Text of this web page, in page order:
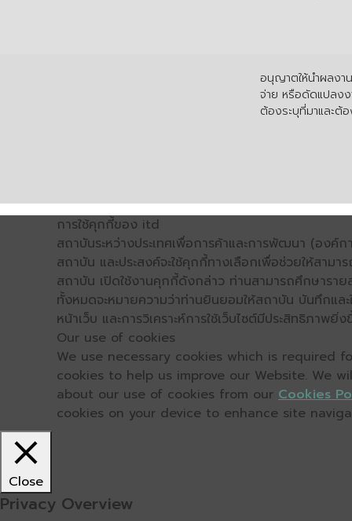
อนุญาตให้นำผลงาน
จ่าย หรือดัดแปลง
ต้องระบุที่มาและต้อ
การใช้คุกกี้ของ itd
สถาบันระหว่างประเทศเพื่อการค้าและการพัฒนา (อง
สถาบัน และประสงค์จะใช้คุกกี้ทางเลือกเพื่อช่วยให้สา
สถาบัน เปิดใช้งานคุกกี้ดังกล่าว ท่านสามารถศึกษาราย
ทั้งหมดจะหมายความว่าท่านยินยอมให้สถาบัน บันทึกแล
หน้าเว็บ และการวิเคราะห์การใช้เว็บไซต์มีประสิทธิภา
Our use of cookies
We use necessary cookies which is required
cookies to help us improve our Website. We
about our use of cookies from our Cookies
cookies on your device to enhance site
Close
Privacy Overview